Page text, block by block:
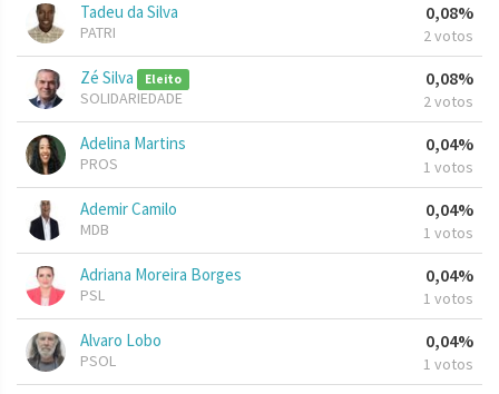
Tadeu da Silva
PATRI
0,08%
2 votos
Zé Silva Eleito
SOLIDARIEDADE
0,08%
2 votos
Adelina Martins
PROS
0,04%
1 votos
Ademir Camilo
MDB
0,04%
1 votos
Adriana Moreira Borges
PSL
0,04%
1 votos
Alvaro Lobo
PSOL
0,04%
1 votos